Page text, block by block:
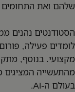
שלהם ואת התחומים
הסטודנטים נהנים
לומדים פעילה,
מקצועי. בנוסף,
מהתעשייה המציגים
בעולם ה-AI.